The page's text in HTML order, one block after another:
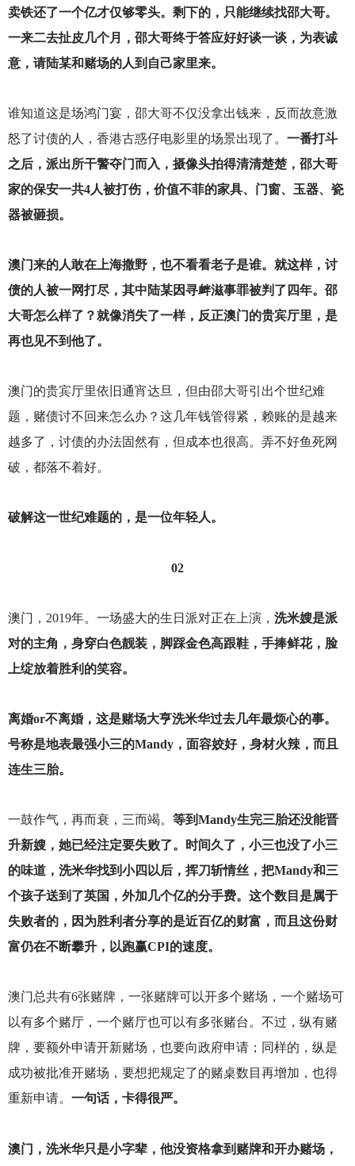
卖铁还了一个亿才仅够零头。剩下的，只能继续找邵大哥。
一来二去扯皮几个月，邵大哥终于答应好好谈一谈，为表诚
意，请陆某和赌场的人到自己家里来。
谁知道这是场鸿门宴，邵大哥不仅没拿出钱来，反而故意激
怒了讨债的人，香港古惑仔电影里的场景出现了。 一番打斗
之后，派出所干警夺门而入，摄像头拍得清清楚楚，邵大哥
家的保安一共4人被打伤，价值不菲的家具、门窗、玉器、瓷
器被砸损。
澳门来的人敢在上海撒野，也不看看老子是谁。就这样，讨
债的人被一网打尽，其中陆某因寻衅滋事罪被判了四年。邵
大哥怎么样了？就像消失了一样，反正澳门的贵宾厅里，是
再也见不到他了。
澳门的贵宾厅里依旧通宵达旦，但由邵大哥引出个世纪难
题，赌债讨不回来怎么办？这几年钱管得紧，赖账的是越来
越多了，讨债的办法固然有，但成本也很高。弄不好鱼死网
破，都落不着好。
破解这一世纪难题的，是一位年轻人。
02
澳门，2019年。一场盛大的生日派对正在上演， 洗米嫂是派
对的主角，身穿白色靓装，脚踩金色高跟鞋，手捧鲜花，脸
上绽放着胜利的笑容。
离婚or不离婚，这是赌场大亨洗米华过去几年最烦心的事。
号称是地表最强小三的Mandy，面容姣好，身材火辣，而且
连生三胎。
一鼓作气，再而衰，三而竭。 等到Mandy生完三胎还没能晋
升新嫂，她已经注定要失败了。时间久了，小三也没了小三
的味道，洗米华找到小四以后，挥刀斩情丝，把Mandy和三
个孩子送到了英国，外加几个亿的分手费。这个数目是属于
失败者的，因为胜利者分享的是近百亿的财富，而且这份财
富仍在不断攀升，以跑赢CPI的速度。
澳门总共有6张赌牌，一张赌牌可以开多个赌场，一个赌场可
以有多个赌厅，一个赌厅也可以有多张赌台。不过，纵有赌
牌，要额外申请开新赌场，也要向政府申请；同样的，纵是
成功被批准开赌场，要想把规定了的赌桌数目再增加，也得
重新申请。 一句话，卡得很严。
澳门，洗米华只是小字辈，他没资格拿到赌牌和开办赌场，